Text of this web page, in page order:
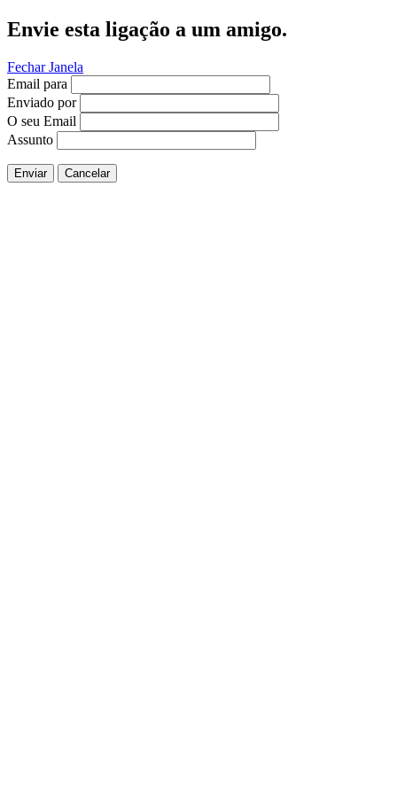
Envie esta ligação a um amigo.
Fechar Janela
Email para
Enviado por
O seu Email
Assunto
Enviar Cancelar